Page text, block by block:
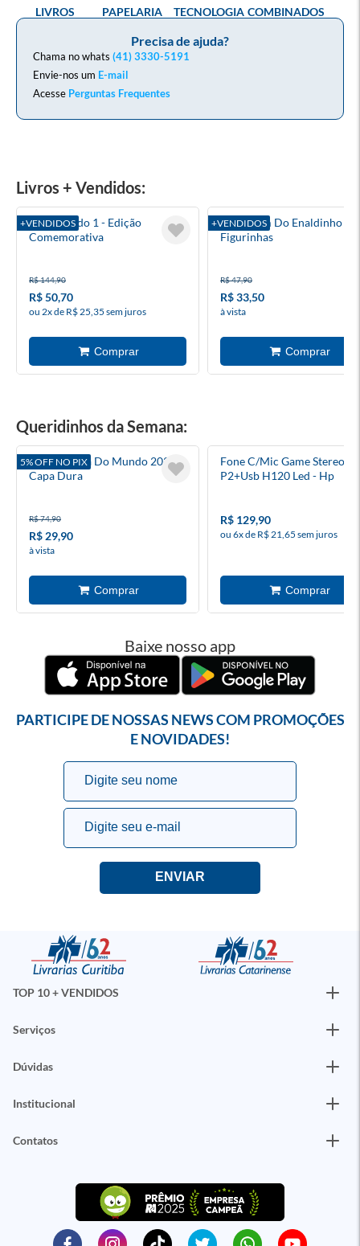
Precisa de ajuda?
Chama no whats (41) 3330-5191
Envie-nos um E-mail
Acesse Perguntas Frequentes
LIVROS PAPELARIA TECNOLOGIA COMBINADOS
Livros + Vendidos:
+VENDIDOS
Torto Arado 1 - Edição
Comemorativa
R$ 144,90
R$ 50,70
ou 2x de R$ 25,35 sem juros
+VENDIDOS
Kit Álbum Do Enaldinho +
Figurinhas
R$ 47,90
R$ 33,50
à vista
Queridinhos da Semana:
5% OFF NO PIX
Álbum Copa Do Mundo 2026 -
Capa Dura
R$ 74,90
R$ 29,90
à vista
Fone C/Mic Game Stereo 2
P2+Usb H120 Led - Hp
R$ 129,90
ou 6x de R$ 21,65 sem juros
Baixe nosso app
PARTICIPE DE NOSSAS NEWS COM PROMOÇÕES
E NOVIDADES!
TOP 10 + VENDIDOS
Serviços
Dúvidas
Institucional
Contatos